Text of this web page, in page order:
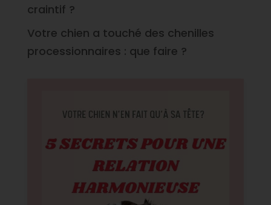
craintif ?
Votre chien a touché des chenilles
processionnaires : que faire ?